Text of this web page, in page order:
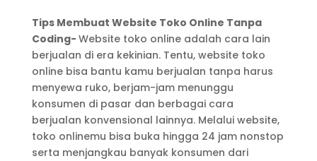
Tips Membuat Website Toko Online Tanpa
Coding- Website toko online adalah cara lain
berjualan di era kekinian. Tentu, website toko
online bisa bantu kamu berjualan tanpa harus
menyewa ruko, berjam-jam menunggu
konsumen di pasar dan berbagai cara
berjualan konvensional lainnya. Melalui website,
toko onlinemu bisa buka hingga 24 jam nonstop
serta menjangkau banyak konsumen dari